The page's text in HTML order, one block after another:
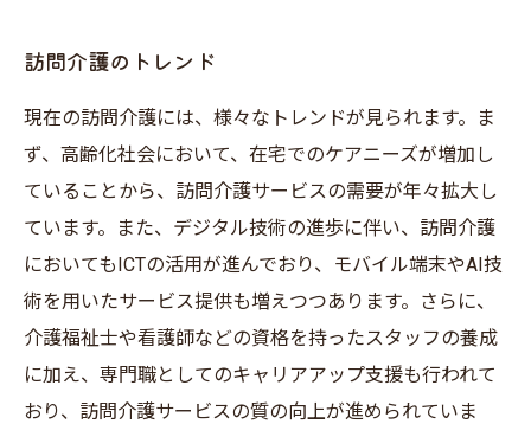
訪問介護のトレンド
現在の訪問介護には、様々なトレンドが見られます。ま
ず、高齢化社会において、在宅でのケアニーズが増加し
ていることから、訪問介護サービスの需要が年々拡大し
ています。また、デジタル技術の進歩に伴い、訪問介護
においてもICTの活用が進んでおり、モバイル端末やAI技
術を用いたサービス提供も増えつつあります。さらに、
介護福祉士や看護師などの資格を持ったスタッフの養成
に加え、専門職としてのキャリアアップ支援も行われて
おり、訪問介護サービスの質の向上が進められていま